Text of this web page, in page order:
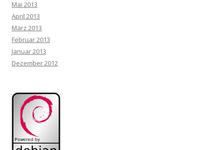
Mai 2013
April 2013
März 2013
Februar 2013
Januar 2013
Dezember 2012